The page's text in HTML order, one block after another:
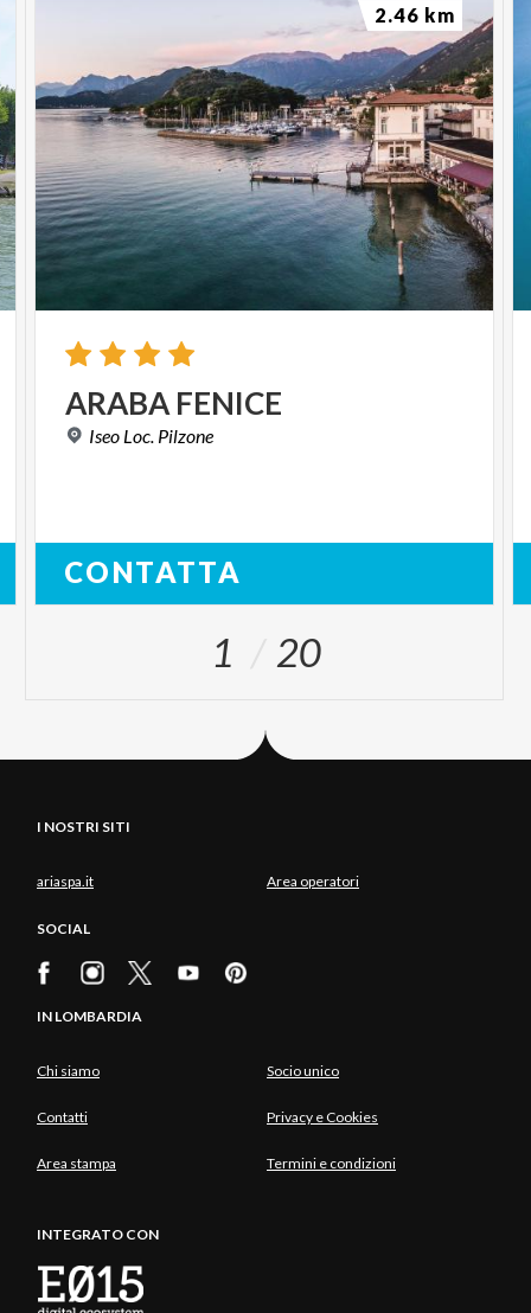
ARABA FENICE
Iseo Loc. Pilzone
CONTATTA
2.46 km
1 20
I NOSTRI SITI
ariaspa.it Area operatori
SOCIAL
IN LOMBARDIA
Chi siamo Socio unico
Contatti Privacy e Cookies
Area stampa Termini e condizioni
INTEGRATO CON